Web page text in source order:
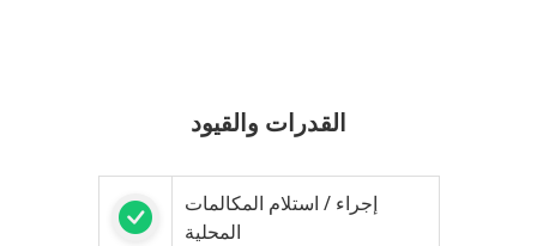
القدرات والقيود
إجراء / استلام المكالمات
المحلية